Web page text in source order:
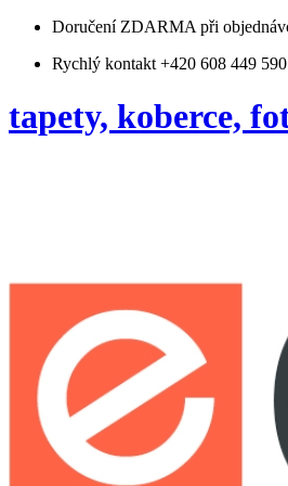
Doručení ZDARMA při
Rychlý kontakt +420 608 449 590
tapety, koberce,